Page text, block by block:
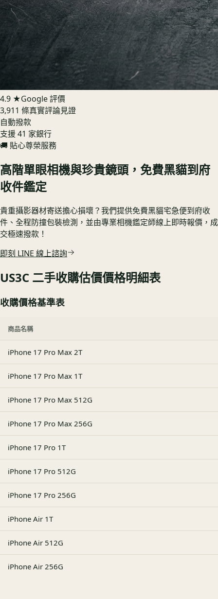
4.9 ★Google 評價
3,911 條真實評論見證
自動撥款
支援 41 家銀行
🚚 貼心尊榮服務
高階單眼相機與珍貴鏡頭，免費黑貓到府
收件鑑定
貴重攝影器材寄送擔心損壞？我們提供免費黑貓宅急便到府收
件、全程防撞包裝檢測，並由專業相機鑑定師線上即時報價，成
交極速撥款！
即刻 LINE 線上諮詢
US3C 二手收購估價價格明細表
收購價格基準表
商品名稱
iPhone 17 Pro Max 2T
iPhone 17 Pro Max 1T
iPhone 17 Pro Max 512G
iPhone 17 Pro Max 256G
iPhone 17 Pro 1T
iPhone 17 Pro 512G
iPhone 17 Pro 256G
iPhone Air 1T
iPhone Air 512G
iPhone Air 256G